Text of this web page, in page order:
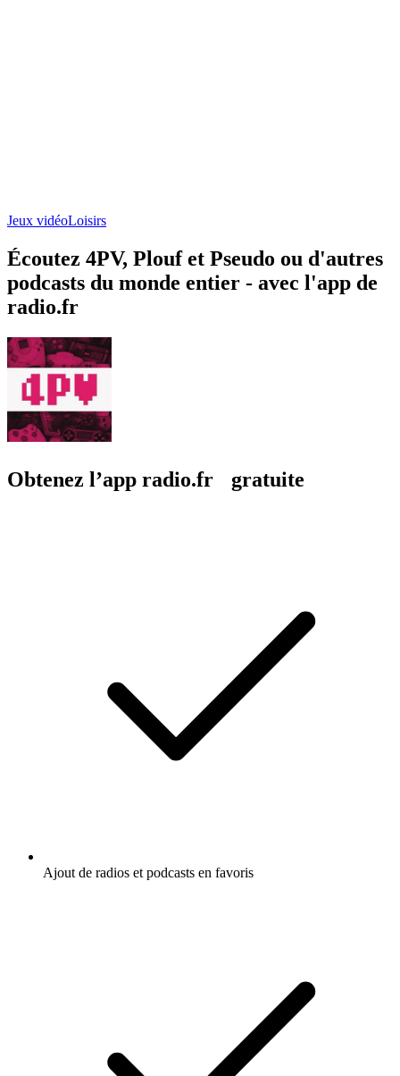
Jeux vidéoLoisirs
Écoutez 4PV, Plouf et Pseudo ou d'autres
podcasts du monde entier - avec l'app de
radio.fr
Obtenez l’app radio.fr gratuite
Ajout de radios et podcasts en favoris